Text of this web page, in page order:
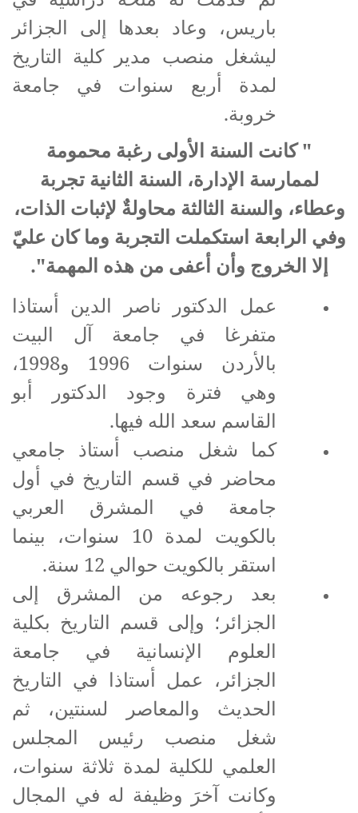
باريس، وعاد بعدها إلى الجزائر
ليشغل منصب مدير كلية التاريخ
لمدة أربع سنوات في جامعة
خروبة.
" كانت السنة الأولى رغبة محمومة
لممارسة الإدارة، السنة الثانية تجربة
وعطاء، والسنة الثالثة محاولةٌ لإثبات الذات،
وفي الرابعة استكملت التجربة وما كان عليّ
إلا الخروج وأن أعفى من هذه المهمة".
عمل الدكتور ناصر الدين أستاذا
متفرغا في جامعة آل البيت
بالأردن سنوات 1996 و1998،
وهي فترة وجود الدكتور أبو
القاسم سعد الله فيها.
كما شغل منصب أستاذ جامعي
محاضر في قسم التاريخ في أول
جامعة في المشرق العربي
بالكويت لمدة 10 سنوات، بينما
استقر بالكويت حوالي 12 سنة.
بعد رجوعه من المشرق إلى
الجزائر؛ وإلى قسم التاريخ بكلية
العلوم الإنسانية في جامعة
الجزائر، عمل أستاذا في التاريخ
الحديث والمعاصر لسنتين، ثم
شغل منصب رئيس المجلس
العلمي للكلية لمدة ثلاثة سنوات،
وكانت آخرَ وظيفة له في المجال